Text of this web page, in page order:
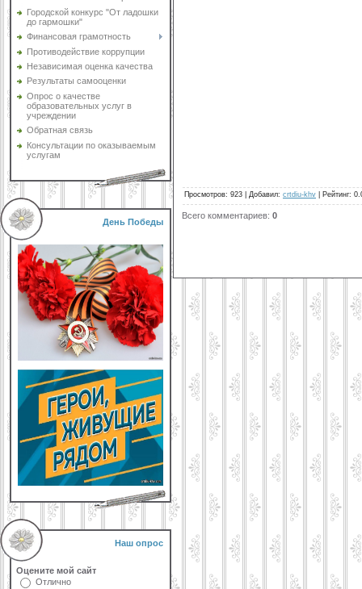
Городской конкурс "От ладошки
до гармошки"
Финансовая грамотность
Противодействие коррупции
Независимая оценка качества
Результаты самооценки
Опрос о качестве
образовательных услуг в
учреждении
Обратная связь
Консультации по оказываемым
услугам
День Победы
Наш опрос
Оцените мой сайт
Отлично
Просмотров: 923 Добавил: crtdiu-khv Рейтинг:
Всего комментариев: 0